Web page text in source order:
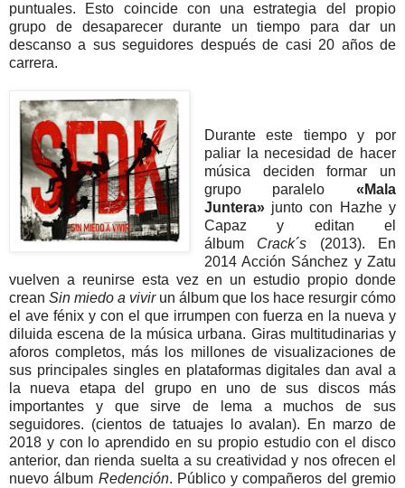
puntuales. Esto coincide con una estrategia del propio
grupo de desaparecer durante un tiempo para dar un
descanso a sus seguidores después de casi 20 años de
carrera.
Durante este tiempo y por
paliar la necesidad de hacer
música deciden formar un
grupo paralelo «Mala
Juntera» junto con Hazhe y
Capaz y editan el
álbum Crack´s (2013).
En
2014 Acción Sánchez y Zatu
vuelven a reunirse esta vez en un estudio propio donde
crean Sin miedo a vivirun álbum que los hace resurgir cómo
el ave fénix y con el que irrumpen con fuerza en la nueva y
diluida escena de la música urbana. Giras multitudinarias y
aforos completos, más los millones de visualizaciones de
sus principales singles en plataformas digitales dan aval a
la nueva etapa del grupo en uno de sus discos más
importantes y que sirve de lema a muchos de sus
seguidores. (cientos de tatuajes lo avalan). En marzo de
2018 y con lo aprendido en su propio estudio con el disco
anterior, dan rienda suelta a su creatividad y nos ofrecen el
nuevo álbum Redención. Público y compañeros del gremio